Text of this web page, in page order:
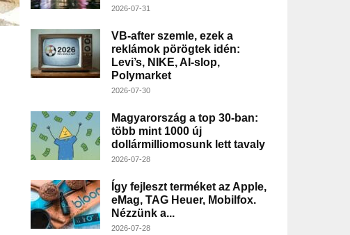
2026-07-31
VB-after szemle, ezek a
reklámok pörögtek idén:
Levi’s, NIKE, AI-slop,
Polymarket
2026-07-30
Magyarország a top 30-ban:
több mint 1000 új
dollármilliomosunk lett tavaly
2026-07-28
Így fejleszt terméket az Apple,
eMag, TAG Heuer, Mobilfox.
Nézzünk a...
2026-07-28